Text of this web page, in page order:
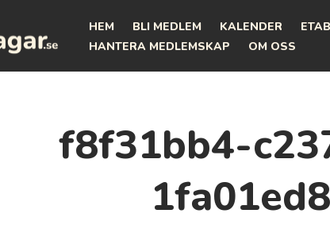
HEM BLI MEDLEM KALENDER
HANTERA MEDLEMSKAP
OM OSS
f8f31bb4-